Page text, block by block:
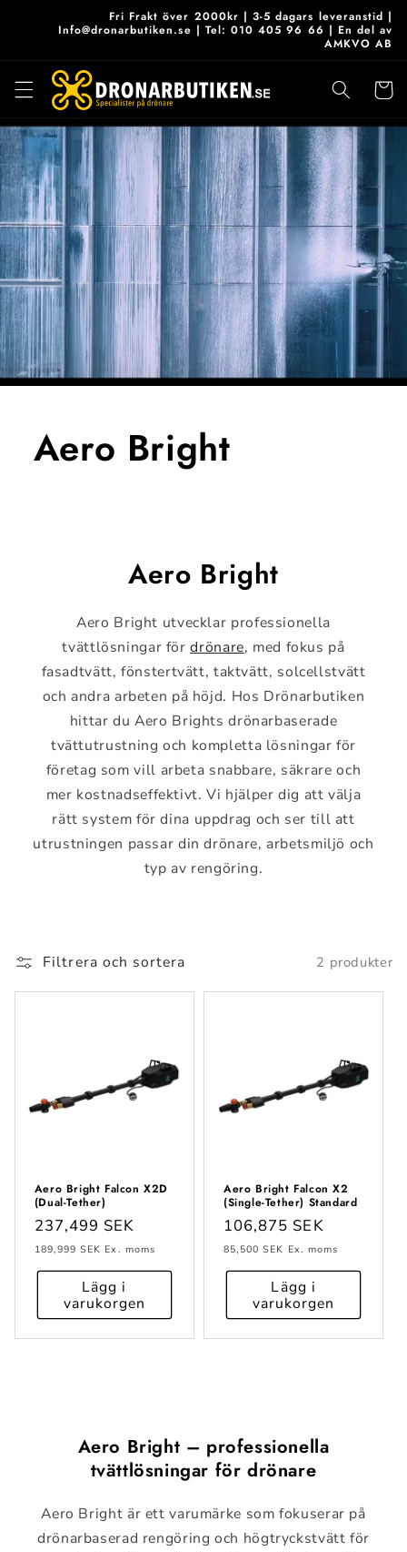
Fri Frakt över 2000kr | 3-5 dagars leveranstid |
Info@dronarbutiken.se | Tel: 010 405 96 66 | En del av
AMKVO AB
Aero Bright
Aero Bright
Aero Bright utvecklar professionella
tvättlösningar fördrönare, med fokus på
fasadtvätt, fönstertvätt, taktvätt, solcellstvätt
och andra arbeten på höjd. Hos Drönarbutiken
hittar du Aero Brights drönarbaserade
tvättutrustning och kompletta lösningar för
företag som vill arbeta snabbare, säkrare och
mer kostnadseffektivt. Vi hjälper dig att välja
rätt system för dina uppdrag och ser till att
utrustningen passar din drönare, arbetsmiljö och
typ av rengöring.
Filtrera och sortera 2 produkter
Aero Bright Falcon X2D
(Dual-Tether)
Ordinarie
pris
237,499 SEK
189,999 SEK Ex. moms
Lägg i
varukorgen
Aero Bright Falcon X2
(Single-Tether) Standard
Ordinarie
pris
106,875 SEK
85,500 SEK Ex. moms
Lägg i
varukorgen
Aero Bright – professionella
tvättlösningar för drönare
Aero Bright är ett varumärke som fokuserar på
drönarbaserad rengöring och högtryckstvätt för